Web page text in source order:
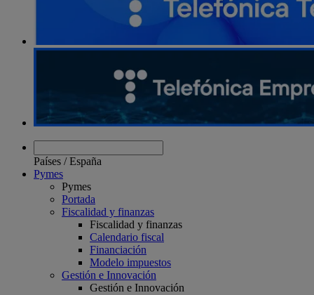
Países /España
Pymes
Pymes
Portada
Fiscalidad y finanzas
Fiscalidad y finanzas
Calendario fiscal
Financiación
Modelo impuestos
Gestión e Innovación
Gestión e Innovación